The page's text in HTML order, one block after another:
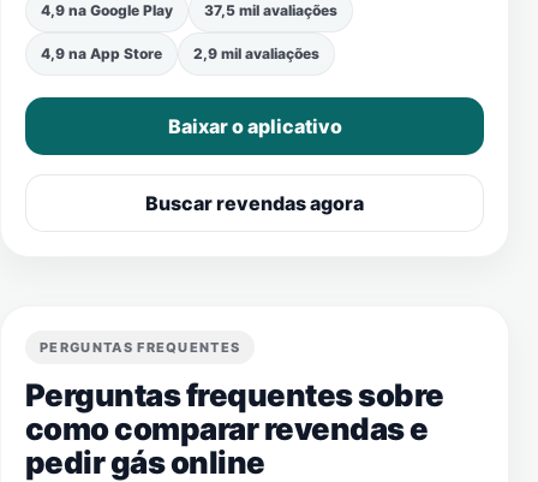
4,9 na Google Play 37,5 mil avaliações
4,9 na App Store 2,9 mil avaliações
Baixar o aplicativo
Buscar revendas agora
PERGUNTAS FREQUENTES
Perguntas frequentes sobre
como comparar revendas e
pedir gás online